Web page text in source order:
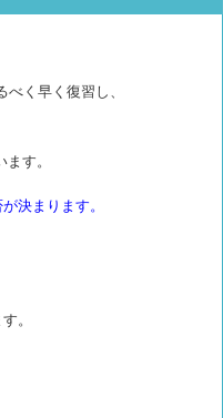
く早く復習し、
す。
決まります。
。